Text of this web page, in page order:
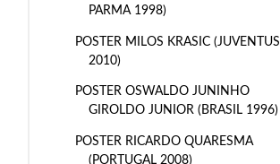
PARMA 1998)
POSTER MILOS KRASIC (JUVENTUS
2010)
POSTER OSWALDO JUNINHO
GIROLDO JUNIOR (BRASIL 1996)
POSTER RICARDO QUARESMA
(PORTUGAL 2008)